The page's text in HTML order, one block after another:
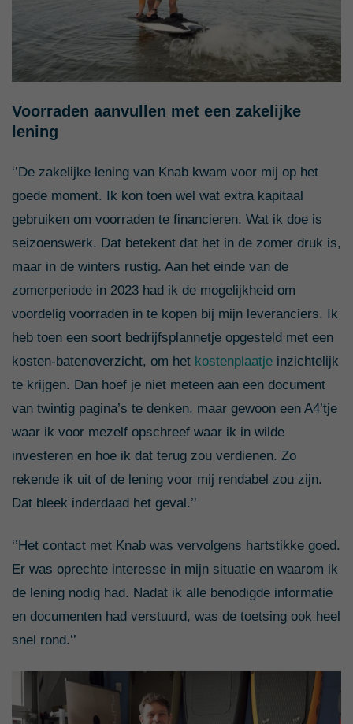
Voorraden aanvullen met een zakelijke
lening
‘’De zakelijke lening van Knab kwam voor mij op het
goede moment. Ik kon toen wel wat extra kapitaal
gebruiken om voorraden te financieren. Wat ik doe is
seizoenswerk. Dat betekent dat het in de zomer druk is,
maar in de winters rustig. Aan het einde van de
zomerperiode in 2023 had ik de mogelijkheid om
voordelig voorraden in te kopen bij mijn leveranciers. Ik
heb toen een soort bedrijfsplannetje opgesteld met een
kosten-batenoverzicht, om het kostenplaatje inzichtelijk
te krijgen. Dan hoef je niet meteen aan een document
van twintig pagina’s te denken, maar gewoon een A4’tje
waar ik voor mezelf opschreef waar ik in wilde
investeren en hoe ik dat terug zou verdienen. Zo
rekende ik uit of de lening voor mij rendabel zou zijn.
Dat bleek inderdaad het geval.’’
‘’Het contact met Knab was vervolgens hartstikke goed.
Er was oprechte interesse in mijn situatie en waarom ik
de lening nodig had. Nadat ik alle benodigde informatie
en documenten had verstuurd, was de toetsing ook heel
snel rond.’’